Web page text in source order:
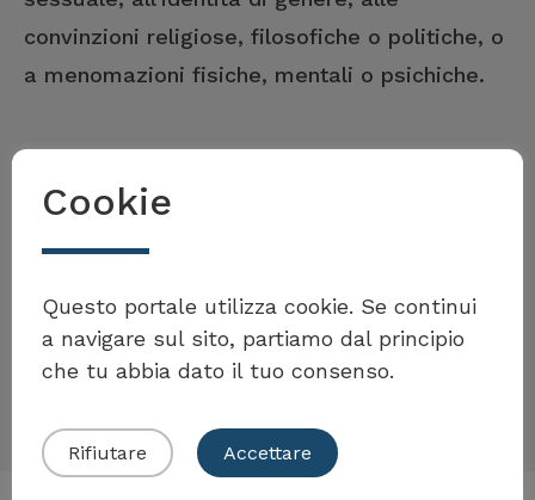
convinzioni religiose, filosofiche o politiche, o
a menomazioni fisiche, mentali o psichiche.
Contributo della misura
sensibilizzano la popolazione sulla tematica
e forniscono un contributo per uno spazio
pubblico libero da discriminazioni.
Volete partecipare al
Toolbox?
Cookie
Questo portale utilizza cookie. Se continui
a navigare sul sito, partiamo dal principio
che tu abbia dato il tuo consenso.
Rifiutare Accettare